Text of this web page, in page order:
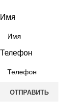
Имя
Телефон
ОТПРАВИТЬ